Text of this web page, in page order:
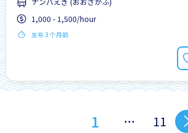
1,000 - 1,500/hour
发布 3 个月前
1 … 11